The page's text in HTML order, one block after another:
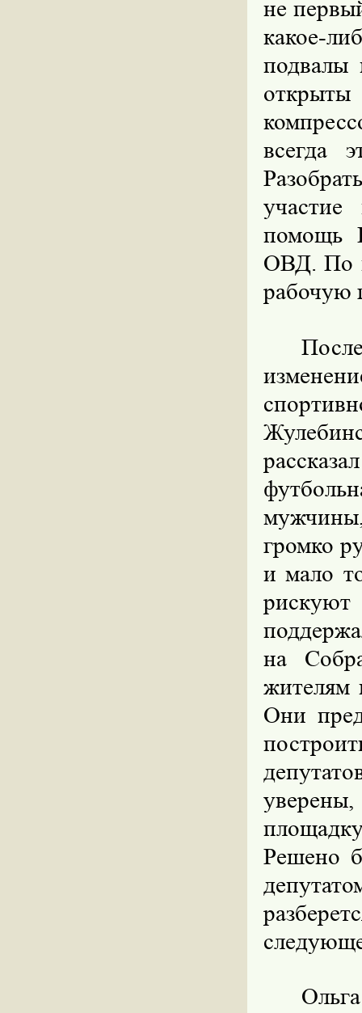
не
какое-
подвалы
всегда
ОВД. По
рабочую
громко
и мало
на
жителям
Они
Решено